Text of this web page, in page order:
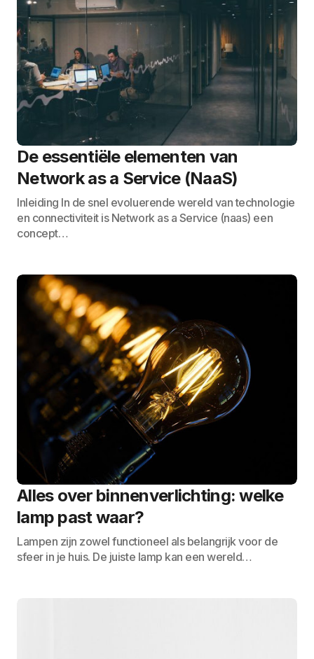
De essentiële elementen van
Network as a Service (NaaS)
Inleiding In de snel evoluerende wereld van technologie
en connectiviteit is Network as a Service (naas) een
concept…
Alles over binnenverlichting: welke
lamp past waar?
Lampen zijn zowel functioneel als belangrijk voor de
sfeer in je huis. De juiste lamp kan een wereld…